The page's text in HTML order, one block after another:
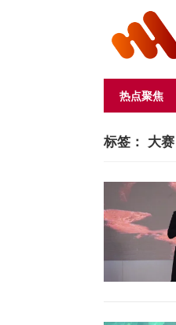
热点聚焦
标签： 大赛